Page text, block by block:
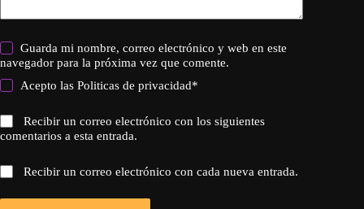
Guarda mi nombre, correo electrónico y web en este
navegador para la próxima vez que comente.
Acepto lasPoliticas de privacidad*
Recibir un correo electrónico con los siguientes
comentarios a esta entrada.
Recibir un correo electrónico con cada nueva entrada.